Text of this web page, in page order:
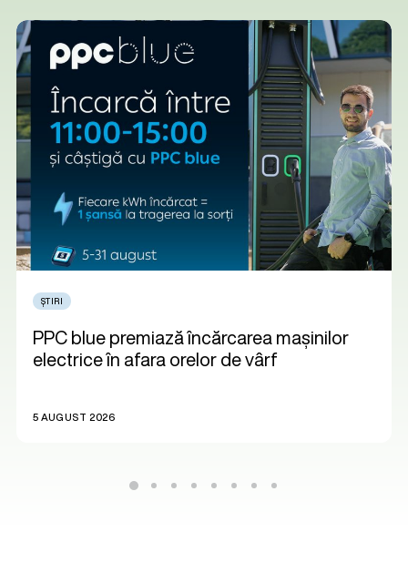
ȘTIRI
PPC blue premiază încărcarea mașinilor
electrice în afara orelor de vârf
5 AUGUST 2026